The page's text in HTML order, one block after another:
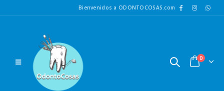
Bienvenidos a ODONTOCOSAS.com
0